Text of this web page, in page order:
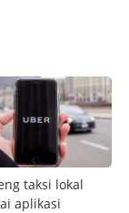
taksi lokal
aplikasi